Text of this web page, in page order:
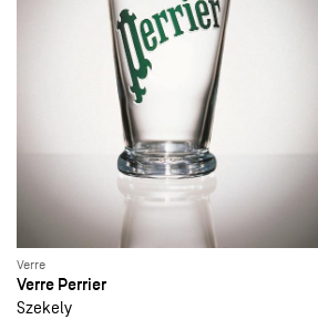
Verre
Verre Perrier
Szekely